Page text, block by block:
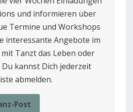
und informieren über
Termine und Workshops
interessante Angebote im
Tanzt das Leben oder
kannst Dich jederzeit
abmelden.
Post